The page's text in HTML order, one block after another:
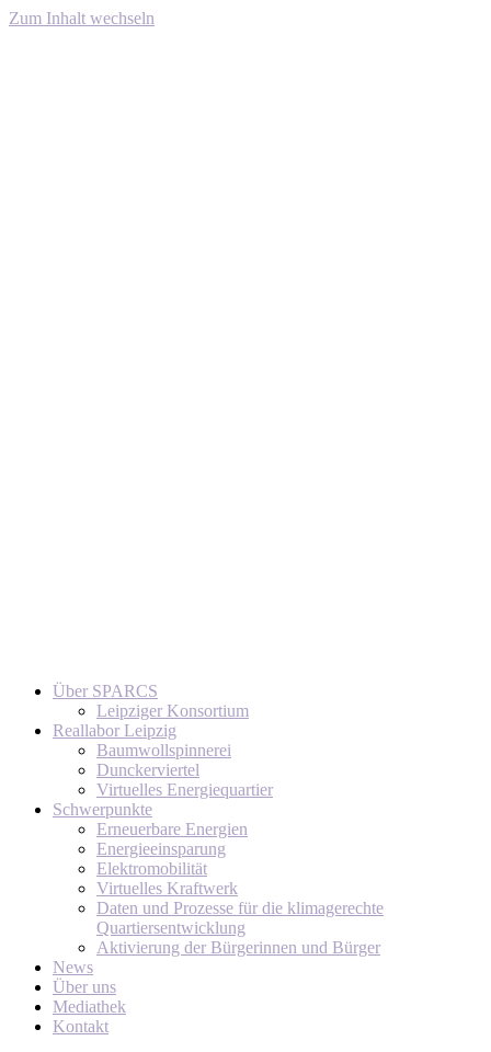
Zum Inhalt wechseln
Über SPARCS
Leipziger Konsortium
Reallabor Leipzig
Baumwollspinnerei
Dunckerviertel
Virtuelles Energiequartier
Schwerpunkte
Erneuerbare Energien
Energieeinsparung
Elektromobilität
Virtuelles Kraftwerk
Daten und Prozesse für die klimagerechte
Quartiersentwicklung
Aktivierung der Bürgerinnen und Bürger
News
Über uns
Mediathek
Kontakt